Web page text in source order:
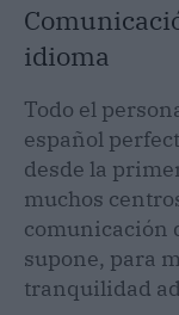
idioma
Todo el
español
desde la
muchos
comunicación
supone, para
tranquilidad